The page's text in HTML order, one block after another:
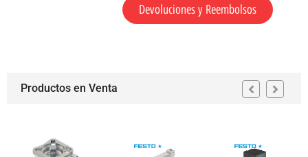
Devoluciones y Reembolsos
Productos en Venta